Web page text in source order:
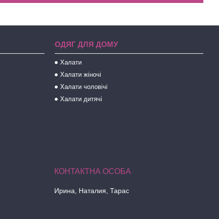
ОДЯГ ДЛЯ ДОМУ
Халати
Халати жіночі
Халати чоловічі
Халати дитячі
Ирина, Наталия, Тарас